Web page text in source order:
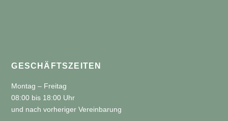
GESCHÄFTSZEITEN
Montag – Freitag
08:00 bis 18:00 Uhr
und nach vorheriger Vereinbarung